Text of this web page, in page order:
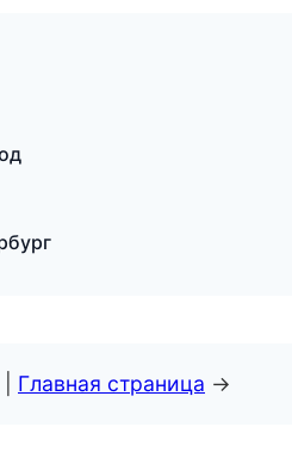
Главная страница →